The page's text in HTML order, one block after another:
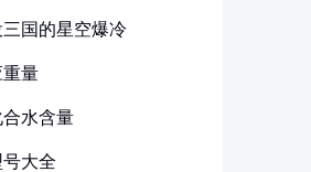
国的星空爆冷
量
水含量
大全